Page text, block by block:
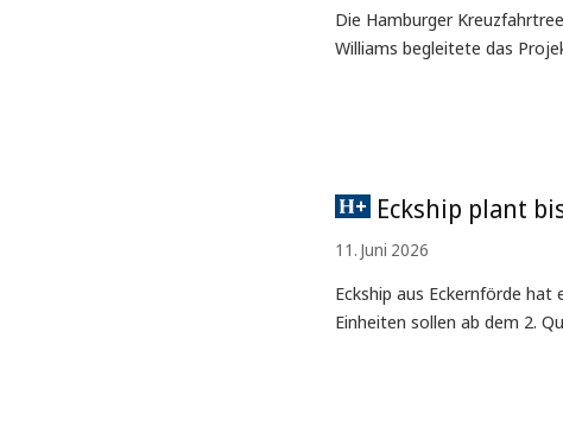
Die Hamburger
Williams begleitete das
Eckship plant
11. Juni 2026
Eckship aus Eckernförde
Einheiten sollen ab dem 2.